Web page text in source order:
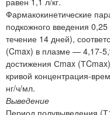
Фармакокинетические
подкожного введения
течение 14 дней),
(Cmax) в плазме — 4,17-
достижения Сmax
кривой концентрация-
нг/ч/мл.
Выведение
Период полувыведения